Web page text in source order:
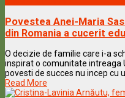
Povestea Anei-Maria
din Romania a cucerit
O decizie de familie care i-a
inspirat o comunitate intreaga
povesti de succes nu incep cu
Read More